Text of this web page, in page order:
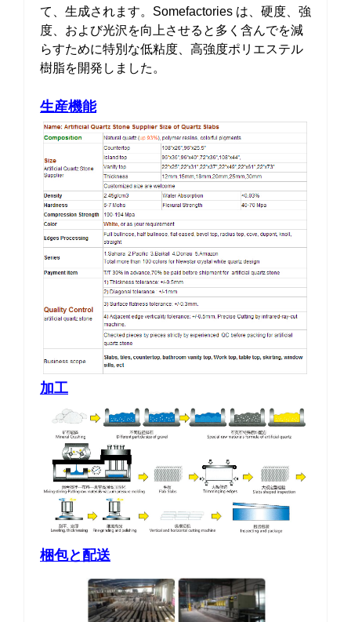
て、生成されます。Somefactories は、硬度、強
度、および光沢を向上させると多く含んでを減
らすために特別な低粘度、高強度ポリエステル
樹脂を開発しました。
生産機能
加工
梱包と配送